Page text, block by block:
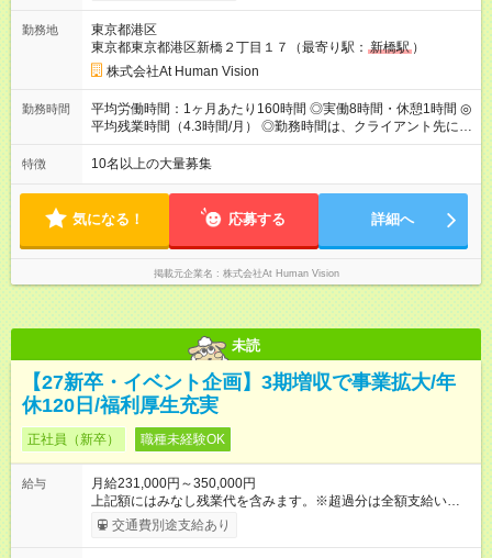
（固定残業代 24，000円） 賞与：年２回 （業績連動型） 昇
給：年２回（3月、9月) 試用期間：6ヶ月 ※上記額にはみなし残
業代（月15時間分）が含まれた 金額になります。超過分は追加
で全額支給。 【頑張りを給与・キャリアに還元します】 年に2
回⼈事評価があり等級が決まります。 等級に合わせた給与設定
のため、若い内からでも頑張り次第で給与アップが叶います。
（⽉給34～45万円）→課⻑（⽉給36～48万円）→部⻑（⽉給40
～58万円） 【試用期間】試用期間あり 試用期間の長さ：6ヶ月
※ 雇用形態と給与に、本採用時と異なる部分があります。 雇用
形態：本採用時と同じです。 給与：月給 224,000円 ～ 330,000
円 上記額にはみなし残業代を含みます。※超過分は全額支給い
たします。 みなし残業代 24,000円 ～ 34,000円／月 みなし残業
勤務地
東京都港区
東京都東京都港区新橋２丁目１７（最寄り駅： 新橋駅 ）
株式会社At Human Vision
勤務時間
平均労働時間：1ヶ月あたり160時間 ◎実働8時間・休憩1時間 ◎
平均残業時間（4.3時間/月） ◎勤務時間は、クライアント先に
より異なります。 ※＜シフト例＞ 10:00～19:00／11:00～
20:00 平均労働時間：1ヶ月あたり160時間 ◎実働8時間・休憩1
先に より異なります。 ※＜シフト例＞ 10:00～19:00／11:00
～20:00
特徴 10名以上の大量募集
気になる！ 応募する 詳細へ
掲載元企業名 株式会社At Human Vision
未読
【27新卒・イベント企画】3期増収で事業拡大/年
休120日/福利厚生充実
正社員（新卒） 職種未経験OK
給与
月給231,000円～350,000円
上記額にはみなし残業代を含みます。※超過分は全額支給いたし
ます。 みなし残業代 24,000円 ～ 37,000円／月 みなし残業時
間 15時間／月 【給与】 月給： 大卒・院卒 ：243，000
交通費別途支給あり